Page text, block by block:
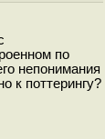
по
непонимания
к поттерингу?